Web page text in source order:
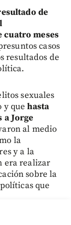
de
cuatro meses
casos
resultados de
sexuales
y quehasta
a Jorge
al medio
la
y a la
era realizar
sobre la
que